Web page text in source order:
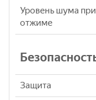
Уровень шума при
отжиме
Защита